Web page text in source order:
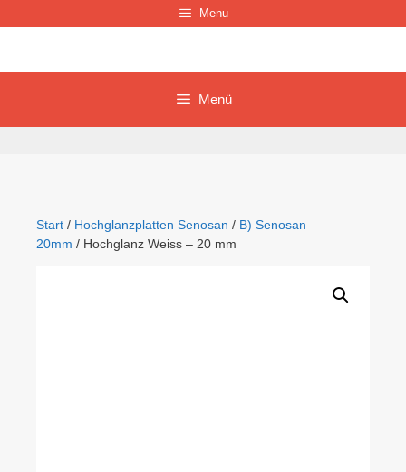
Inhalt
Menu
Menü
Start / Hochglanzplatten Senosan / B) Senosan
20mm / Hochglanz Weiss – 20 mm